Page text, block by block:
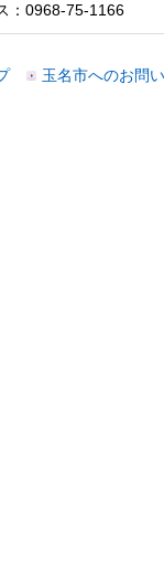
：0968-75-1166
玉名市へのお問